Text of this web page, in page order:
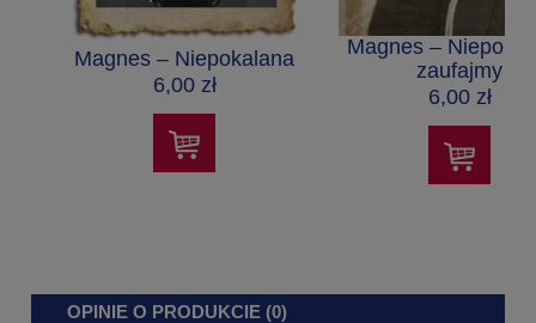
Magnes – Niepokalana
6,00 zł
Magnes –
zaufajmy
6,00 zł
OPINIE O PRODUKCIE (0)